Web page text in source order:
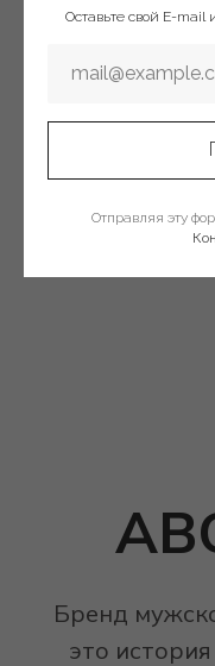
Оставьте свой E-mail
Отправляя эту
Бренд
это